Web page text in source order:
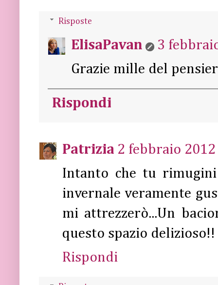
Risposte
ElisaPavan
3
Grazie mille del
Rispondi
Patrizia 2 febbraio
Intanto che tu
invernale veramente
mi attrezzerò...Un
questo spazio delizioso!!
Rispondi